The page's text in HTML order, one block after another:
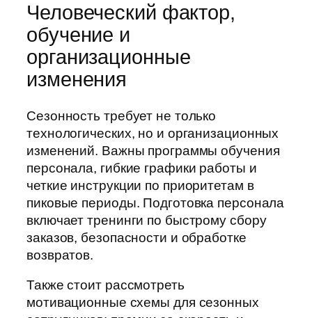
Человеческий фактор,
обучение и
организационные
изменения
Сезонность требует не только
технологических, но и организационных
изменений. Важны программы обучения
персонала, гибкие графики работы и
четкие инструкции по приоритетам в
пиковые периоды. Подготовка персонала
включает тренинги по быстрому сбору
заказов, безопасности и обработке
возвратов.
Также стоит рассмотреть
мотивационные схемы для сезонных